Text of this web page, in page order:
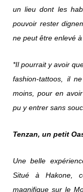
un lieu dont les
pouvoir rester
ne peut être enlevé
*Il pourrait y avoir
fashion-tattoos, il
moins, pour en
pu y entrer sans
Tenzan, un petit
Une belle
Situé à Hakone,
magnifique sur le